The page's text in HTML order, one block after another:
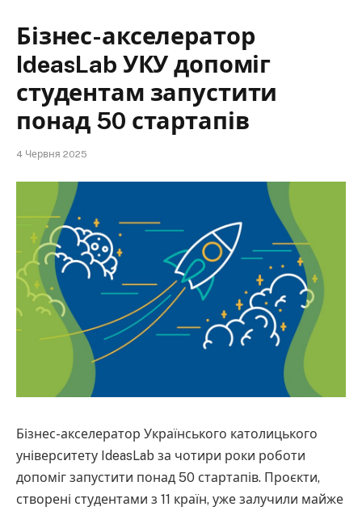
Бізнес-акселератор
IdeasLab УКУ допоміг
студентам запустити
понад 50 стартапів
4 Червня 2025
Бізнес-акселератор Українського католицького
університету IdeasLab за чотири роки роботи
допоміг запустити понад 50 стартапів. Проєкти,
створені студентами з 11 країн, уже залучили майже